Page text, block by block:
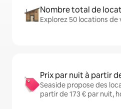
Nombre total de
Explorez 50 locations de
Prix par nuit à partir
Seaside propose des
partir de 173 € par nuit,